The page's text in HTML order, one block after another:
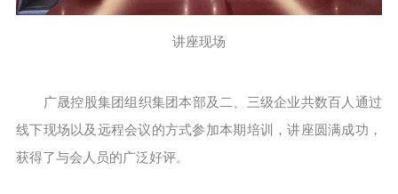
讲座现场
广晟控股集团组织集团本部及二、三级企业共数百人通过
线下现场以及远程会议的方式参加本期培训，讲座圆满成功，
获得了与会人员的广泛好评。